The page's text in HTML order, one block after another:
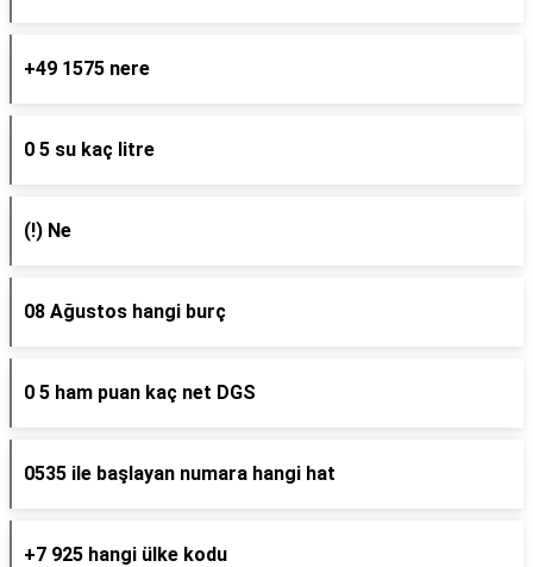
+49 1575 nere
0 5 su kaç litre
(!) Ne
08 Ağustos hangi burç
0 5 ham puan kaç net DGS
0535 ile başlayan numara hangi hat
+7 925 hangi ülke kodu